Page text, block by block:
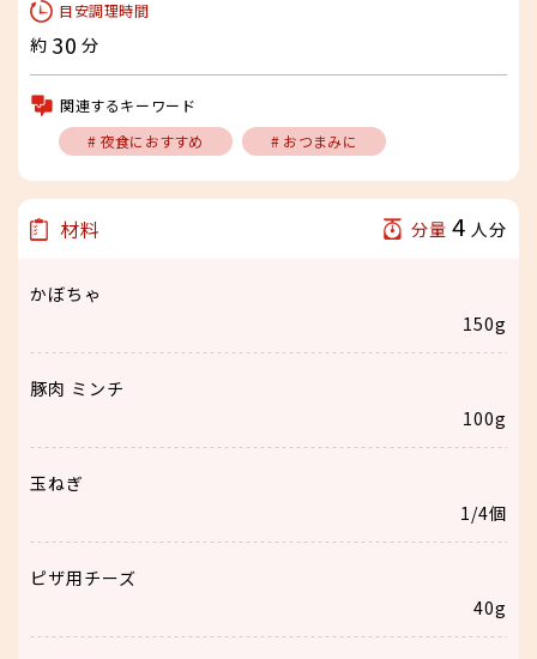
目安調理時間
約 30 分
関連するキーワード
# 夜食におすすめ
# おつまみに
材料 分量 4 人分
かぼちゃ
150g
豚肉 ミンチ
100g
玉ねぎ
1/4個
ピザ用チーズ
40g